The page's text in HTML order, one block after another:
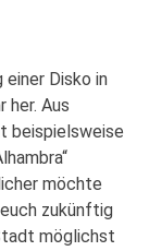
Disko in
her. Aus
beispielsweise
möchte
zukünftig
möglichst